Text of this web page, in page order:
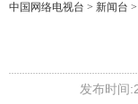
中国网络电视台 > 新闻台 >
发布时间